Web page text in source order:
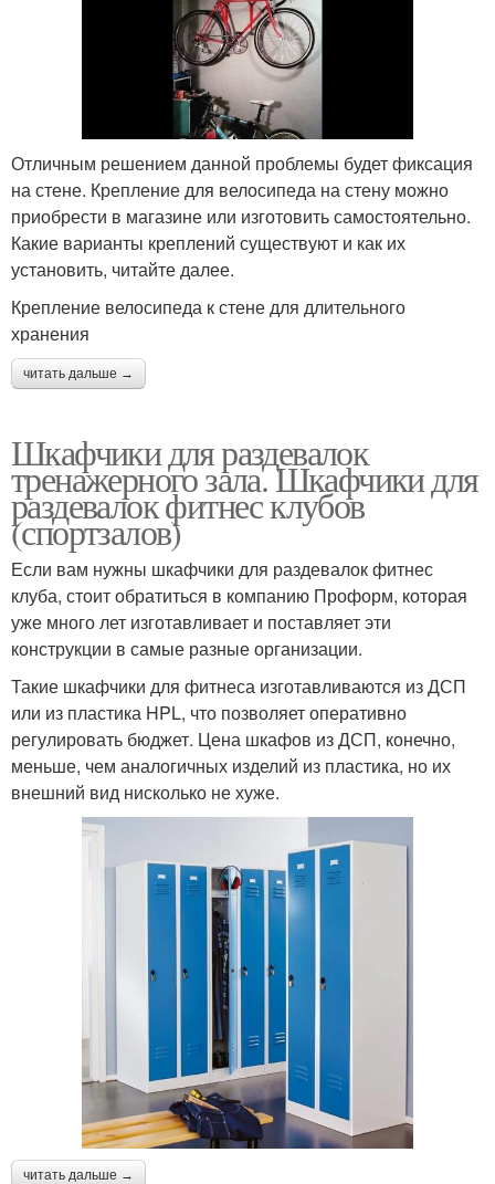
Отличным решением данной проблемы будет фиксация
на стене. Крепление для велосипеда на стену можно
приобрести в магазине или изготовить самостоятельно.
Какие варианты креплений существуют и как их
установить, читайте далее.
Крепление велосипеда к стене для длительного
хранения
читать дальше →
Шкафчики для раздевалок
тренажерного зала. Шкафчики для
раздевалок фитнес клубов
(спортзалов)
Если вам нужны шкафчики для раздевалок фитнес
клуба, стоит обратиться в компанию Проформ, которая
уже много лет изготавливает и поставляет эти
конструкции в самые разные организации.
Такие шкафчики для фитнеса изготавливаются из ДСП
или из пластика HPL, что позволяет оперативно
регулировать бюджет. Цена шкафов из ДСП, конечно,
меньше, чем аналогичных изделий из пластика, но их
внешний вид нисколько не хуже.
читать дальше →